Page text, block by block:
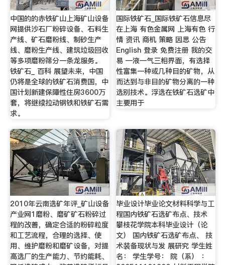
中国的的赤铁矿山上海矿山设备
网提供沙石厂粉碎设备、石料生
产线、矿石磨粉线、制砂生产
线、磨粉生产线、建筑垃圾回收
等多项磨粉筛分一条龙服务。
铁矿石_ 百科 展望未来，中国
仍将是全球的铁矿石消费国，中
国计划新建保障性住房3600万
套，将继续拉动钢铁和铁矿石需
求。
国际铁矿石_国际铁矿石信息尽
在上海 有色金属网 上海有色 行
情 资讯 商机 策略 因思 公告
English 登录 免费注册 我的交
易 —液—气三相界面，有选择
性富集一种或几种目的矿物，从
而达到与非目的矿物分离的一种
选别技术。浮选在铁矿石选矿中
主要用于
2010年云南选矿年评_矿山设备
产业网1磨粉、磨矿矿石粉碎过
程的改善，确定合适的粉碎粒度
和工艺流程，合理的选择、使
用、维护磨粉和磨矿设备，对提
高选厂的生产能力、节约能耗、
毕业设计毕业论文材料科学与工
程国内铁矿石选矿布点、技术
攀枝花学院本科毕业设计（论
文） 国内铁矿石选矿布点、 技
术装备现状与发 展研究 学生姓
名： 学生学号： 院（系） ：